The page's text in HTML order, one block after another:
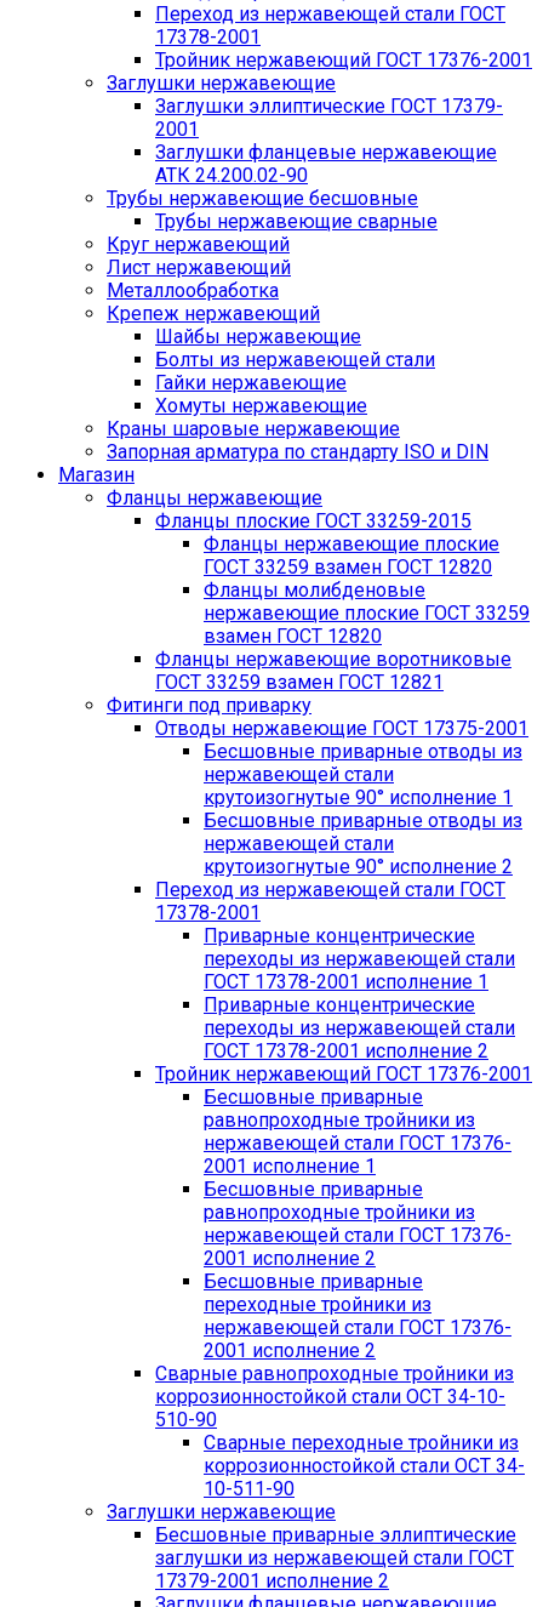
Переход из нержавеющей стали ГОСТ
17378-2001
Тройник нержавеющий ГОСТ 17376-2001
Заглушки нержавеющие
Заглушки эллиптические ГОСТ 17379-
2001
Заглушки фланцевые нержавеющие
АТК 24.200.02-90
Трубы нержавеющие бесшовные
Трубы нержавеющие сварные
Круг нержавеющий
Лист нержавеющий
Металлообработка
Крепеж нержавеющий
Шайбы нержавеющие
Болты из нержавеющей стали
Гайки нержавеющие
Хомуты нержавеющие
Краны шаровые нержавеющие
Запорная арматура по стандарту ISO и DIN
Магазин
Фланцы нержавеющие
Фланцы плоские ГОСТ 33259-2015
Фланцы нержавеющие плоские
ГОСТ 33259 взамен ГОСТ 12820
Фланцы молибденовые
нержавеющие плоские ГОСТ 33259
взамен ГОСТ 12820
Фланцы нержавеющие воротниковые
ГОСТ 33259 взамен ГОСТ 12821
Фитинги под приварку
Отводы нержавеющие ГОСТ 17375-2001
Бесшовные приварные отводы из
нержавеющей стали
крутоизогнутые 90° исполнение 1
Бесшовные приварные отводы из
нержавеющей стали
крутоизогнутые 90° исполнение 2
Переход из нержавеющей стали ГОСТ
17378-2001
Приварные концентрические
переходы из нержавеющей стали
ГОСТ 17378-2001 исполнение 1
Приварные концентрические
переходы из нержавеющей стали
ГОСТ 17378-2001 исполнение 2
Тройник нержавеющий ГОСТ 17376-2001
Бесшовные приварные
равнопроходные тройники из
нержавеющей стали ГОСТ 17376-
2001 исполнение 1
Бесшовные приварные
равнопроходные тройники из
нержавеющей стали ГОСТ 17376-
2001 исполнение 2
Бесшовные приварные
переходные тройники из
нержавеющей стали ГОСТ 17376-
2001 исполнение 2
Сварные равнопроходные тройники из
коррозионностойкой стали ОСТ 34-10-
510-90
Сварные переходные тройники из
коррозионностойкой стали ОСТ 34-
10-511-90
Заглушки нержавеющие
Бесшовные приварные эллиптические
заглушки из нержавеющей стали ГОСТ
17379-2001 исполнение 2